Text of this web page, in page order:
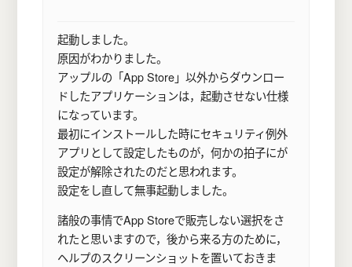
起動しました。
原因がわかりました。
アップルの「App Store」以外からダウンロー
ドしたアプリケーションは，起動させない仕様
になっています。
最初にインストールした時にセキュリティ例外
アプリとして設定したものが，何かの拍子にが
設定が解除されたのだと思われます。
設定をし直して無事起動しました。
諸般の事情でApp Storeで販売しない選択をさ
れたと思いますので，後から来る方のために，
ヘルプのスクリーンショットを置いておきま